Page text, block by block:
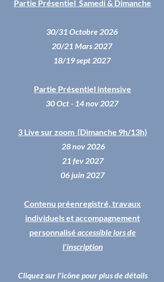
Partie Présentiel Samedi & Dimanche
30/31 Octobre 2026
20/21 Mars 2027
18/19 sept 2027
Partie Présentiel intensive
30 Oct - 14 nov 2027
3 Live sur zoom (Dimanche 9h/13h)
28 nov 2026
21 fev 2027
06 juin 2027
Contenu préenregistré, travaux
individuels et accompagnement
personnalisé accessible lors de
l'inscription
Cliquez sur l'icône pour plus de détails